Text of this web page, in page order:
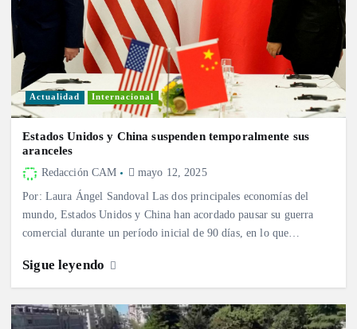
Actualidad Internacional
Estados Unidos y China suspenden temporalmente sus
aranceles
Redacción CAM mayo 12, 2025
Por: Laura Ángel Sandoval Las dos principales economías del
mundo, Estados Unidos y China han acordado pausar su guerra
comercial durante un período inicial de 90 días, en lo que…
Sigue leyendo